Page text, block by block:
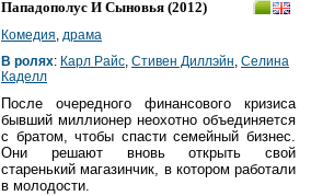
Пападополус И Сыновья (2012)
Комедия, драма
В ролях: Карл Райс, Стивен Диллэйн, Селина
Каделл
После очередного финансового кризиса
бывший миллионер неохотно объединяется
с братом, чтобы спасти семейный бизнес.
Они решают вновь открыть свой
старенький магазинчик, в котором работали
в молодости.